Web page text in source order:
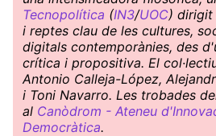
Tecnopolítica (IN3/UOC) dirigit
i reptes clau de les cultures,
digitals contemporànies, des
crítica i propositiva. El
Antonio Calleja-López,
i Toni Navarro. Les trobades
al Canòdrom - Ateneu
Democràtica.